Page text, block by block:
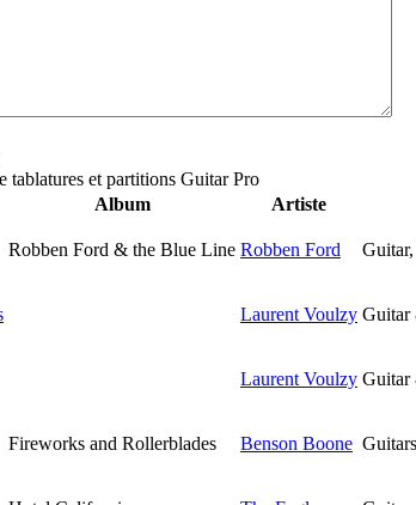
tablatures et partitions Guitar Pro
Album Artiste
Robben Ford & the Blue Line Robben Ford
Laurent Voulzy Guitar
Laurent Voulzy Guitar
Fireworks and Rollerblades Benson Boone